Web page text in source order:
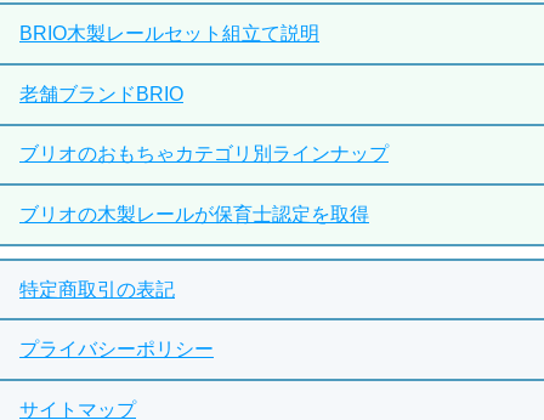
BRIO木製レールセット組立て説明
老舗ブランドBRIO
ブリオのおもちゃカテゴリ別ラインナップ
ブリオの木製レールが保育士認定を取得
特定商取引の表記
プライバシーポリシー
サイトマップ